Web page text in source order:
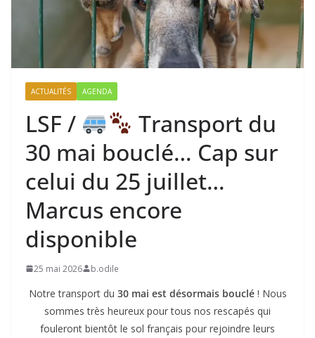
ACTUALITÉS AGENDA
LSF /
Transport du
30 mai bouclé… Cap sur
celui du 25 juillet…
Marcus encore
disponible
25 mai 2026 b.odile
Notre transport du 30 mai est désormais bouclé! Nous
sommes très heureux pour tous nos rescapés qui
fouleront bientôt le sol français pour rejoindre leurs